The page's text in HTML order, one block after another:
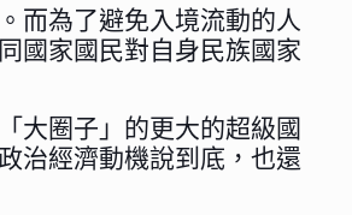
而為了避免入境流動的人
國家國民對自身民族國家
大圈子」的更大的超級國
治經濟動機說到底，也還